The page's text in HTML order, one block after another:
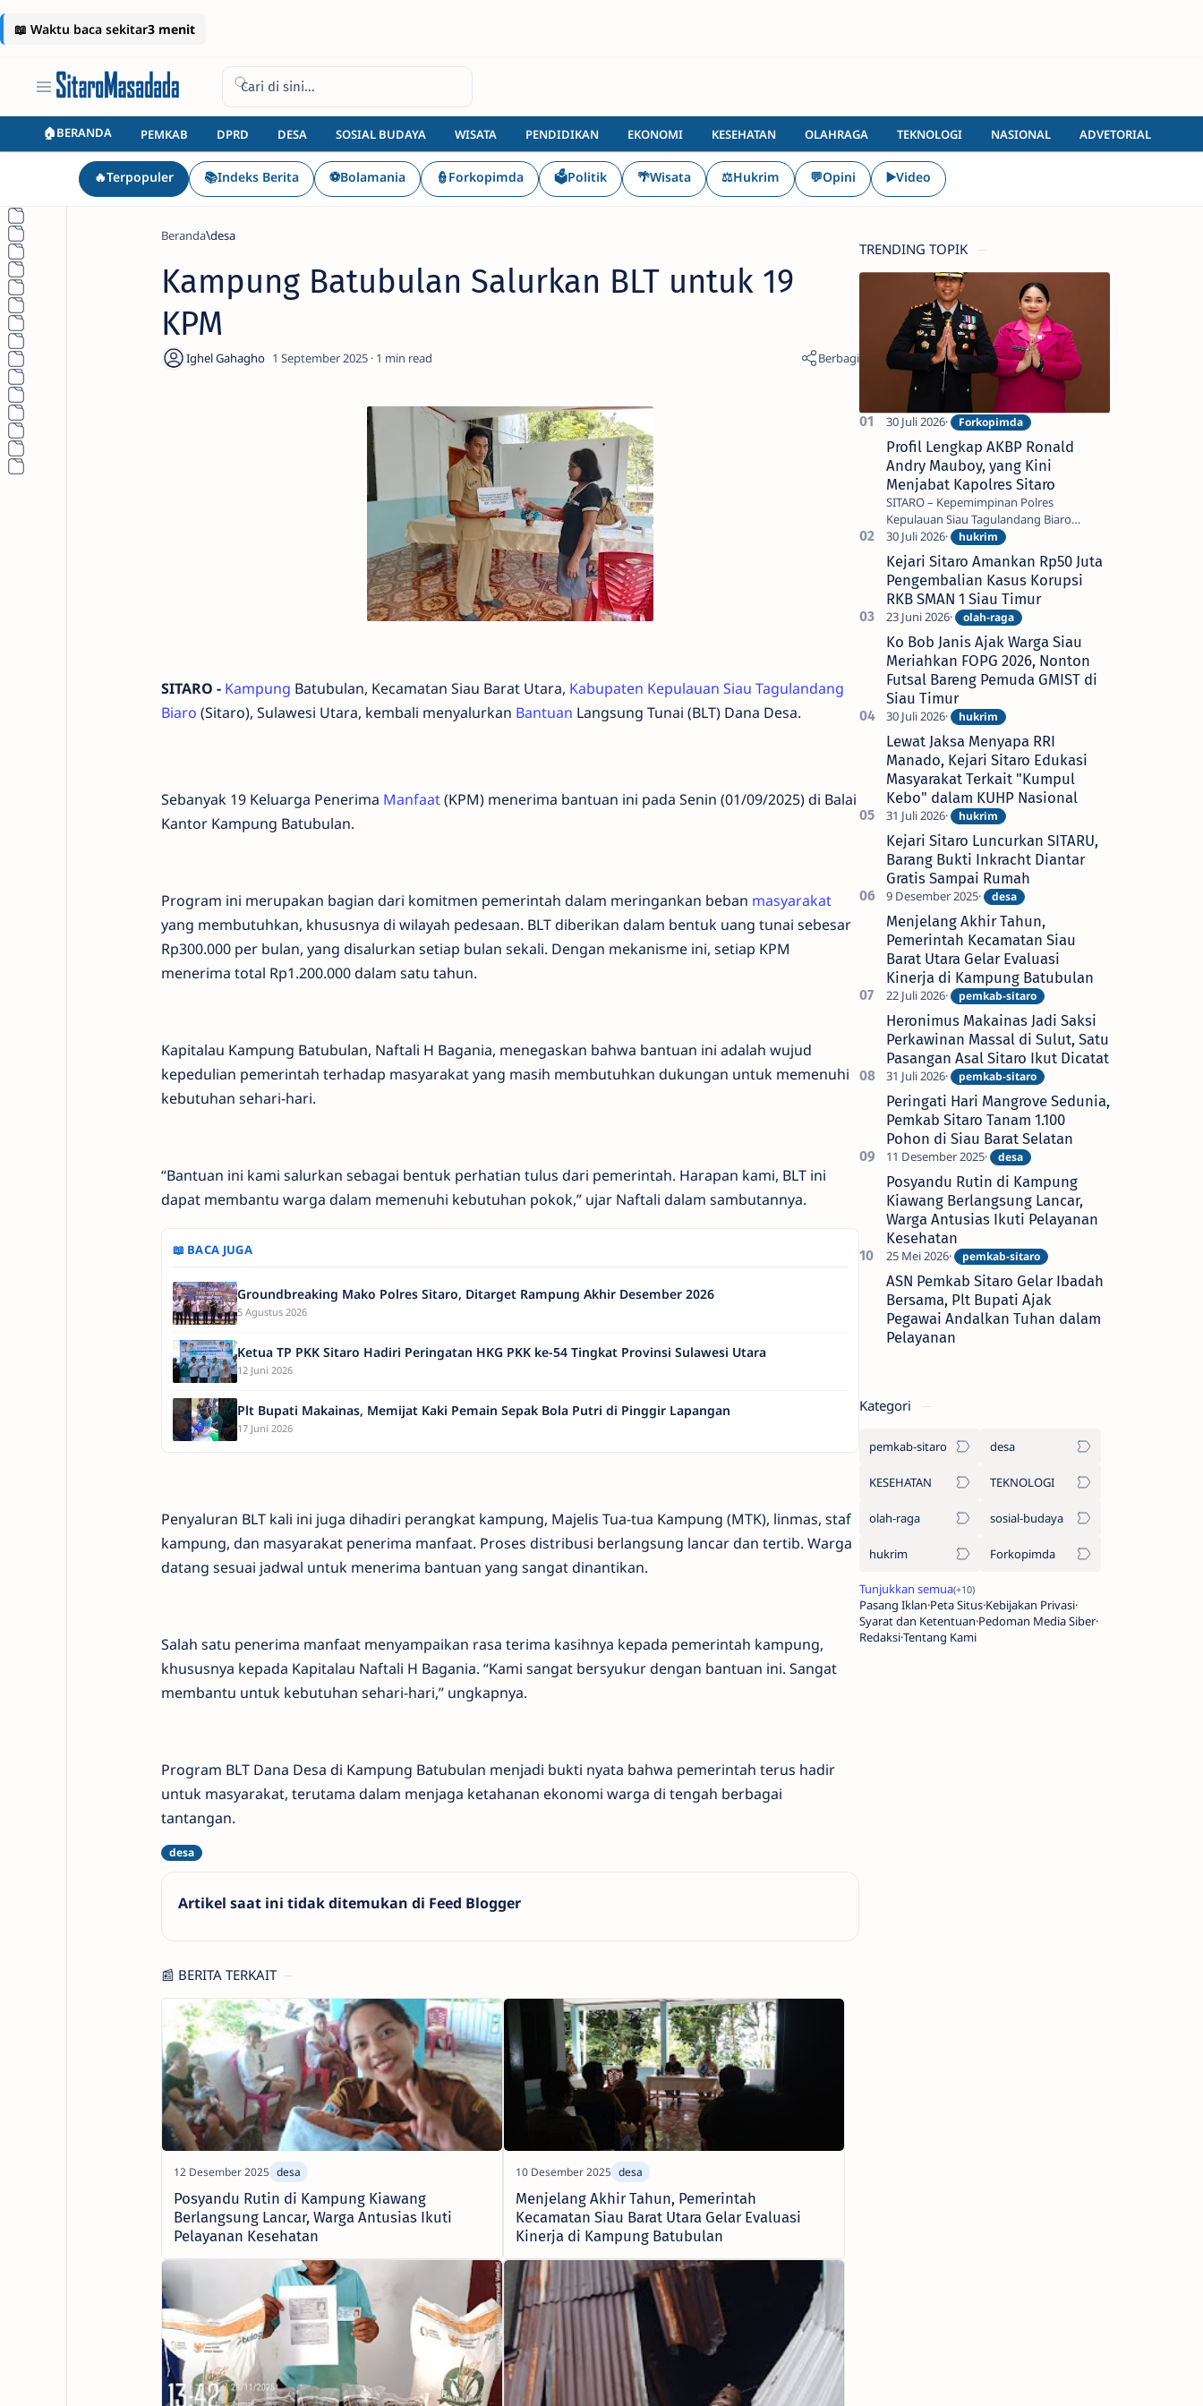
🏠BERANDA PEMKAB DPRD DESA SOSIAL BUDAYA WISATA PENDIDIKAN EKONOMI KESEHATAN OLAHRAGA TEKNOLOGI NASIONAL ADVETORIAL
🔥Terpopuler 📚Indeks Berita ⚽Bolamania 👮Forkopimda 🗳️Politik 🌴Wisata ⚖️Hukrim 💬Opini ▶️Video
Beranda desa
Kampung Batubulan Salurkan BLT untuk 19
KPM
1
SITARO - Kampung Batubulan, Kecamatan Siau Barat Utara, Kabupaten Kepulauan Siau Tagulandang
Biaro (Sitaro), Sulawesi Utara, kembali menyalurkan Bantuan Langsung Tunai (BLT) Dana Desa.
Sebanyak 19 Keluarga Penerima Manfaat(KPM) menerima bantuan ini pada Senin (01/09/2025) di Balai
Kantor Kampung Batubulan.
Program ini merupakan bagian dari komitmen pemerintah dalam meringankan beban masyarakat
yang membutuhkan, khususnya di wilayah pedesaan. BLT diberikan dalam bentuk uang tunai sebesar
Rp300.000 per bulan, yang disalurkan setiap bulan sekali. Dengan mekanisme ini, setiap KPM
menerima total Rp1.200.000 dalam satu tahun.
Kapitalau Kampung Batubulan, Naftali H Bagania, menegaskan bahwa bantuan ini adalah wujud
kepedulian pemerintah terhadap masyarakat yang masih membutuhkan dukungan untuk memenuhi
kebutuhan sehari-hari.
“Bantuan ini kami salurkan sebagai bentuk perhatian tulus dari pemerintah. Harapan kami, BLT ini
dapat membantu warga dalam memenuhi kebutuhan pokok,” ujar Naftali dalam sambutannya.
📖 BACA JUGA
Groundbreaking Mako Polres Sitaro, Ditarget Rampung Akhir Desember 2026
5 Agustus 2026
Ketua TP PKK Sitaro Hadiri Peringatan HKG PKK ke-54 Tingkat Provinsi Sulawesi Utara
12 Juni 2026
Plt Bupati Makainas, Memijat Kaki Pemain Sepak Bola Putri di Pinggir Lapangan
17 Juni 2026
Penyaluran BLT kali ini juga dihadiri perangkat kampung, Majelis Tua-tua Kampung (MTK), linmas, staf
kampung, dan masyarakat penerima manfaat. Proses distribusi berlangsung lancar dan tertib. Warga
datang sesuai jadwal untuk menerima bantuan yang sangat dinantikan.
Salah satu penerima manfaat menyampaikan rasa terima kasihnya kepada pemerintah kampung,
khususnya kepada Kapitalau Naftali H Bagania. “Kami sangat bersyukur dengan bantuan ini. Sangat
membantu untuk kebutuhan sehari-hari,” ungkapnya.
Program BLT Dana Desa di Kampung Batubulan menjadi bukti nyata bahwa pemerintah terus hadir
untuk masyarakat, terutama dalam menjaga ketahanan ekonomi warga di tengah berbagai
tantangan.
Artikel saat ini tidak ditemukan di Feed Blogger
📰 BERITA TERKAIT
Posyandu Rutin di Kampung Kiawang
Berlangsung Lancar, Warga Antusias Ikuti
Pelayanan Kesehatan
Menjelang Akhir Tahun, Pemerintah
Kecamatan Siau Barat Utara Gelar Evaluasi
Kinerja di Kampung Batubulan
TRENDING TOPIK
Profil Lengkap AKBP Ronald
Andry Mauboy, yang Kini
Menjabat Kapolres Sitaro
SITARO – Kepemimpinan Polres
Kepulauan Siau Tagulandang Biaro
(Sitaro) kini berada di tangan AKBP
Ronald Andry Mauboy, S.E., S.I.K., M.I.K.,
seorang…
Kejari Sitaro Amankan Rp50 Juta
Pengembalian Kasus Korupsi
RKB SMAN 1 Siau Timur
Ko Bob Janis Ajak Warga Siau
Meriahkan FOPG 2026, Nonton
Futsal Bareng Pemuda GMIST di
Siau Timur
Lewat Jaksa Menyapa RRI
Manado, Kejari Sitaro Edukasi
Masyarakat Terkait "Kumpul
Kebo" dalam KUHP Nasional
Kejari Sitaro Luncurkan SITARU,
Barang Bukti Inkracht Diantar
Gratis Sampai Rumah
Menjelang Akhir Tahun,
Pemerintah Kecamatan Siau
Barat Utara Gelar Evaluasi
Kinerja di Kampung Batubulan
Heronimus Makainas Jadi Saksi
Perkawinan Massal di Sulut, Satu
Pasangan Asal Sitaro Ikut Dicatat
Peringati Hari Mangrove Sedunia,
Pemkab Sitaro Tanam 1.100
Pohon di Siau Barat Selatan
Posyandu Rutin di Kampung
Kiawang Berlangsung Lancar,
Warga Antusias Ikuti Pelayanan
Kesehatan
ASN Pemkab Sitaro Gelar Ibadah
Bersama, Plt Bupati Ajak
Pegawai Andalkan Tuhan dalam
Pelayanan
Kategori
pemkab-sitaro desa
KESEHATAN TEKNOLOGI
olah-raga sosial-budaya
hukrim Forkopimda
Pasang IklanPeta SitusKebijakan Privasi
Syarat dan KetentuanPedoman Media Siber
RedaksiTentang Kami